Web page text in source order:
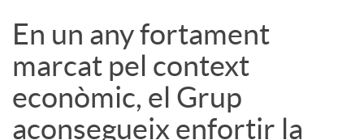
n
g
En un any fortament
marcat pel context
econòmic, el Grup
aconsegueix enfortir la